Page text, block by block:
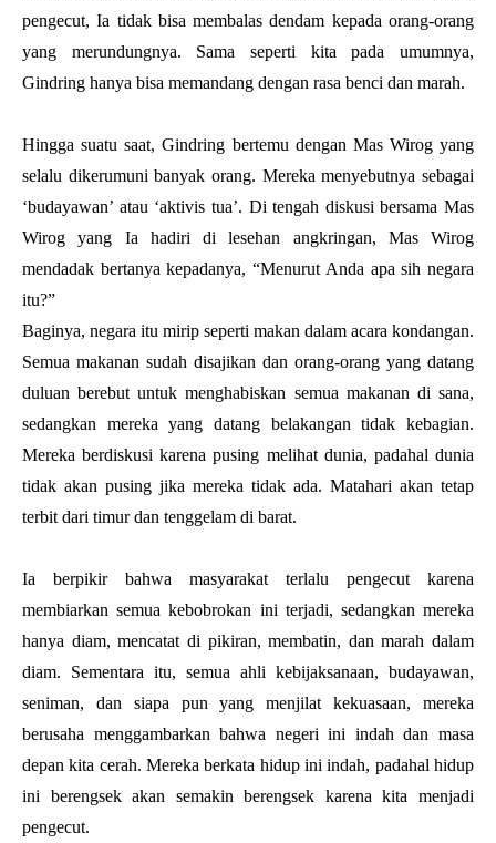
pengecut, Ia tidak bisa membalas dendam kepada orang-orang
yang merundungnya. Sama seperti kita pada umumnya,
Gindring hanya bisa memandang dengan rasa benci dan marah.
Hingga suatu saat, Gindring bertemu dengan Mas Wirog yang
selalu dikerumuni banyak orang. Mereka menyebutnya sebagai
‘budayawan’ atau ‘aktivis tua’. Di tengah diskusi bersama Mas
Wirog yang Ia hadiri di lesehan angkringan, Mas Wirog
mendadak bertanya kepadanya, “Menurut Anda apa sih negara
itu?”
Baginya, negara itu mirip seperti makan dalam acara kondangan.
Semua makanan sudah disajikan dan orang-orang yang datang
duluan berebut untuk menghabiskan semua makanan di sana,
sedangkan mereka yang datang belakangan tidak kebagian.
Mereka berdiskusi karena pusing melihat dunia, padahal dunia
tidak akan pusing jika mereka tidak ada. Matahari akan tetap
terbit dari timur dan tenggelam di barat.
Ia berpikir bahwa masyarakat terlalu pengecut karena
membiarkan semua kebobrokan ini terjadi, sedangkan mereka
hanya diam, mencatat di pikiran, membatin, dan marah dalam
diam. Sementara itu, semua ahli kebijaksanaan, budayawan,
seniman, dan siapa pun yang menjilat kekuasaan, mereka
berusaha menggambarkan bahwa negeri ini indah dan masa
depan kita cerah. Mereka berkata hidup ini indah, padahal hidup
ini berengsek akan semakin berengsek karena kita menjadi
pengecut.